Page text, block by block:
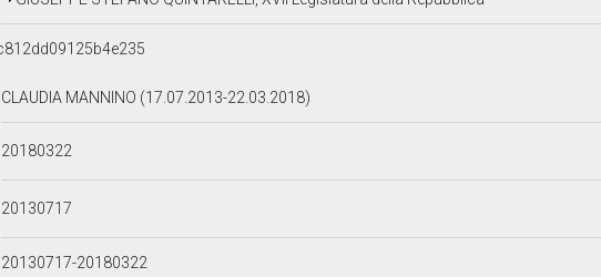
CLAUDIA MANNINO (17.07.2013-22.03.2018)
20180322
20130717
20130717-20180322